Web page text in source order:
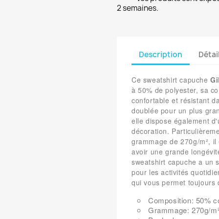
2 semaines.
Description
Ce sweatshirt capuche
à 50% de polyester, sa
confortable et résistant
doublée pour un plus
elle dispose également
décoration.
grammage de 270g/m²,
avoir une grande
sweatshirt capuche a un
pour les activités
qui vous permet toujours
Composition: 50%
Grammage: 270g/